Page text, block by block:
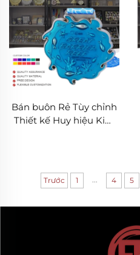
Bán buôn Rẻ Tùy chỉnh
Thiết kế Huy hiệu Kim
Dải Ruy Băng
Trước 1 ... 4 5